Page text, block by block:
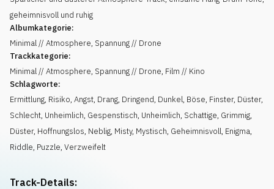
geheimnisvoll und ruhig
Albumkategorie:
Minimal // Atmosphere, Spannung // Drone
Trackkategorie:
Minimal // Atmosphere, Spannung // Drone, Film // Kino
Schlagworte:
Ermittlung, Risiko, Angst, Drang, Dringend, Dunkel, Böse, Finster, Düster,
Schlecht, Unheimlich, Gespenstisch, Unheimlich, Schattige, Grimmig,
Düster, Hoffnungslos, Neblig, Misty, Mystisch, Geheimnisvoll, Enigma,
Riddle, Puzzle, Verzweifelt
Track-Details: